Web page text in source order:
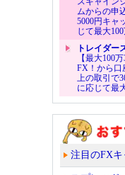
ムからの申
5000円キャ
じて最大
トレイダー
【最大100
FX！から口
上の取引で
に応じて最
注目のFX